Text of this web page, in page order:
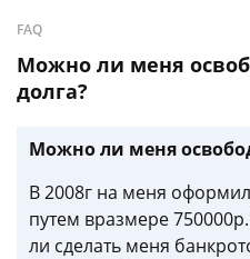
FAQ
Можно ли меня
долга?
Можно ли меня
В 2008г на меня
путем вразмере
ли сделать меня